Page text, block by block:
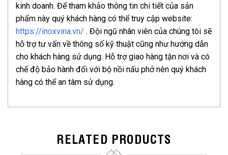
kinh doanh. Để tham khảo thông tin chi tiết của sản
phẩm này quý khách hàng có thể truy cập website:
https://inoxvina.vn/ . Đội ngũ nhân viên của chúng tôi sẽ
hỗ trợ tư vấn về thông số kỹ thuật cũng như hướng dẫn
cho khách hàng sử dụng. Hỗ trợ giao hàng tận nơi và có
chế độ bảo hành đối với bộ nồi nấu phở nên quý khách
hàng có thể an tâm sử dụng.
RELATED PRODUCTS